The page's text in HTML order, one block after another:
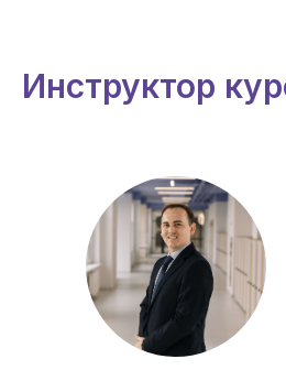
Инструктор